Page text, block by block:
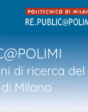
di ricerca del
Milano